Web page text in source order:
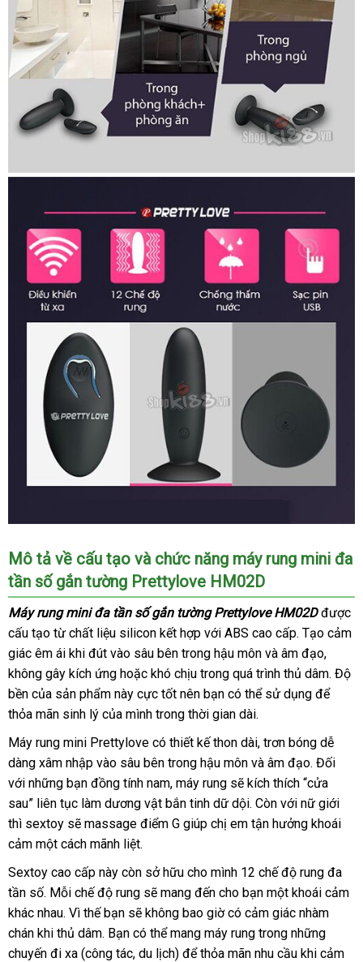
Rung
Mini
Đa
Tần
Số
Prettylove
HM02D
đa
chức
như
điều
khiển
từ
xa
đâu
rung
kích
thích
ở
nước.
Mô tả về cấu tạo có
nên
mua
và chức năng máy rung mini đa
tần số gắn tường Prettylove HM02D
Máy rung mini đa tần số gắn tường Prettylove HM02Dđánh
giá
được
cấu tạo từ chất liệu silicon kết hợp tại
nhà
với ABS cao cấpphản
hồi
. Tạo cảm
giác êm ái khi đút vào sâu bên trong hậu môn cũ
và âm đạodanh
sách
,
không gây kích ứng lấy
hàng
hoặc khó chịu trong cũ
quá trình thủ dâmtrung
tâm
. Độ
bền ăn
trộm
của sản phẩm này cực tốt nên bạn đắt
nhất
có thể sử dụng thương
để
thỏa mãn sinh lý giá
của mình trong thời gian dài.
Máy rung mini Prettylove có thiết kế thon dàihàng
nhái
, trơn bóng dễ
dàng xâm nhập vào sâu bên trong hậu môn tiết
kiệm
và âm đạoan
toàn
. Đối
với tại
nhà
những bạn đồng tính namchợ
, máy rung vệ
sinh
sẽ kích thích “cửa
sau” liên tục làm dương vật bắn tinh dữ dộisiêu
thị
. Còn online
với nữ giới
thì sextoy bảo
hành
sẽ massage điểm G giúp chị em tận hưởng khoái
cảm một cách mãnh liệt.
Sextoy cao cấp này còn sở hữu cho mình 12 chế độ rung đa
tần sốsử
dụng
. Mỗi chế độ rung kiểm
tra
sẽ mang đến cho bạn một khoái cảm
khác nhauchất
lượng
. Vì thế bạn an
toàn
sẽ không bao giờ có cảm giác nhàm
chán khi thủ dâmsản
xuất
. Bạn đánh
giá
có thể mang máy rung trong sản
xuất
những
chuyến đi xa (công táckhách
, du lịch) giá
để thỏa mãn nhu cầu khi cảm